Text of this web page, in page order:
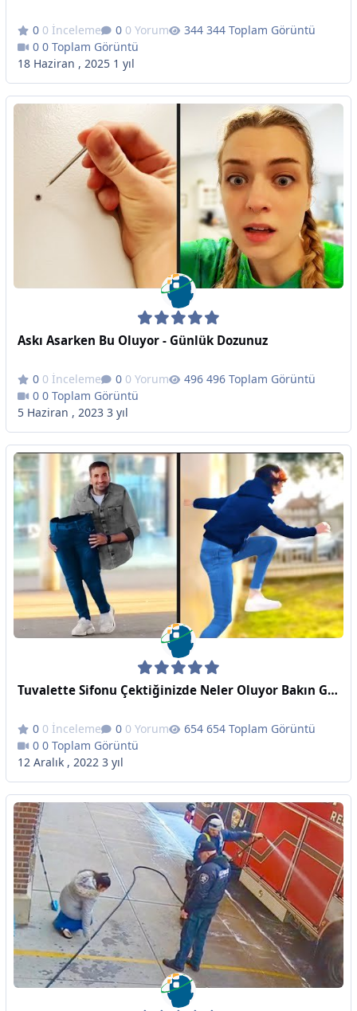
0 İnceleme 0 Yorum
344 Toplam Görüntü
0 Toplam Görüntü
18 Haziran , 2025 1 yıl
Askı Asarken Bu Oluyor - Günlük Dozunuz
0 İnceleme 0 Yorum
496 Toplam Görüntü
0 Toplam Görüntü
5 Haziran , 2023 3 yıl
Tuvalette Sifonu Çektiğinizde Neler Oluyor Bakın Görün - Günlük Dozunuz
0 İnceleme 0 Yorum
654 Toplam Görüntü
0 Toplam Görüntü
12 Aralık , 2022 3 yıl